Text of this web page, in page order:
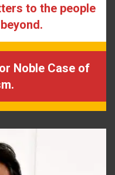
to the people
Noble Case of